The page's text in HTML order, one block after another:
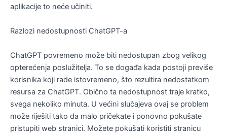
aplikacije to neće učiniti.
Razlozi nedostupnosti ChatGPT-a
ChatGPT povremeno može biti nedostupan zbog velikog
opterećenja poslužitelja. To se događa kada postoji previše
korisnika koji rade istovremeno, što rezultira nedostatkom
resursa za ChatGPT. Obično ta nedostupnost traje kratko,
svega nekoliko minuta. U većini slučajeva ovaj se problem
može riješiti tako da malo pričekate i ponovno pokušate
pristupiti web stranici. Možete pokušati koristiti stranicu